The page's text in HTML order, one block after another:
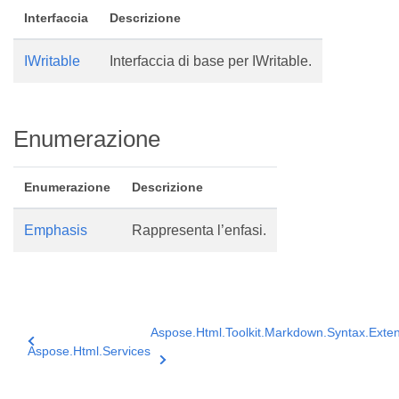
Interfaccia Descrizione
IWritable Interfaccia di base per IWritable.
Enumerazione
Enumerazione Descrizione
Emphasis Rappresenta l’enfasi.
Aspose.Html.Services